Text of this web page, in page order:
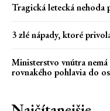
Tragická letecká
3 zlé nápady, ktoré
Ministerstvo vnútra nemá
rovnakého pohlavia do